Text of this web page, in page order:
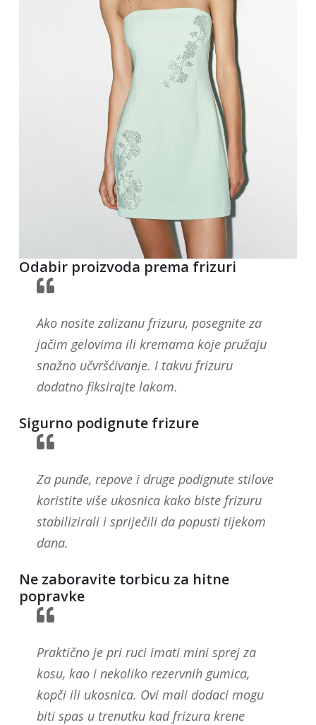
Odabir proizvoda prema frizuri
Ako nosite zalizanu frizuru, posegnite za
jačim gelovima ili kremama koje pružaju
snažno učvršćivanje. I takvu frizuru
dodatno fiksirajte lakom.
Sigurno podignute frizure
Za punđe, repove i druge podignute stilove
koristite više ukosnica kako biste frizuru
stabilizirali i spriječili da popusti tijekom
dana.
Ne zaboravite torbicu za hitne
popravke
Praktično je pri ruci imati mini sprej za
kosu, kao i nekoliko rezervnih gumica,
kopči ili ukosnica. Ovi mali dodaci mogu
biti spas u trenutku kad frizura krene